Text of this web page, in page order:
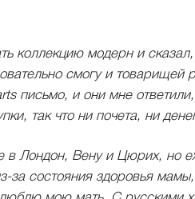
коллекцию модерн и
смогу и
письмо, и они мне
так что ни почета, ни
Лондон, Вену и Цюрих, но
за состояния здоровья